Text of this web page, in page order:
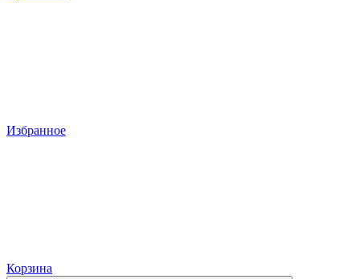
Избранное
Корзина